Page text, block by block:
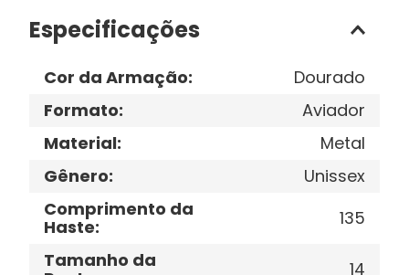
Especificações
Cor da Armação:
Dourado
Formato:
Aviador
Material:
Metal
Gênero:
Unissex
Comprimento da
Haste:
135
Tamanho da
14